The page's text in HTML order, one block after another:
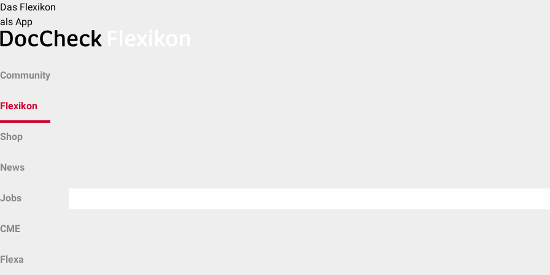
Das Flexikon
als App
Community
Flexikon
Shop
News
Jobs
CME
Flexa